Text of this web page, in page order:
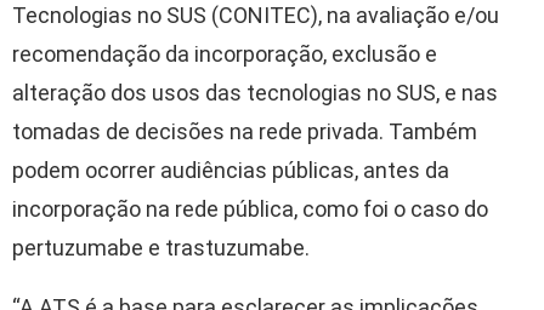
Tecnologias no SUS (CONITEC), na avaliação e/ou
recomendação da incorporação, exclusão e
alteração dos usos das tecnologias no SUS, e nas
tomadas de decisões na rede privada. Também
podem ocorrer audiências públicas, antes da
incorporação na rede pública, como foi o caso do
pertuzumabe e trastuzumabe.